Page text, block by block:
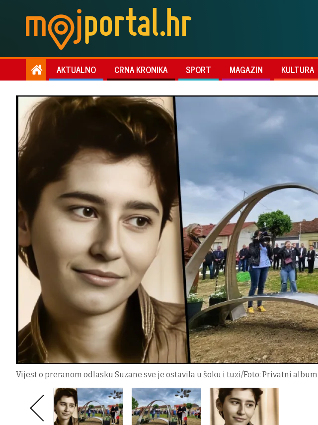
AKTUALNO CRNA KRONIKA SPORT MAGAZIN KULTURA
Vijest o preranom odlasku Suzane sve je ostavila u šoku i tuzi/Foto: Privatni album